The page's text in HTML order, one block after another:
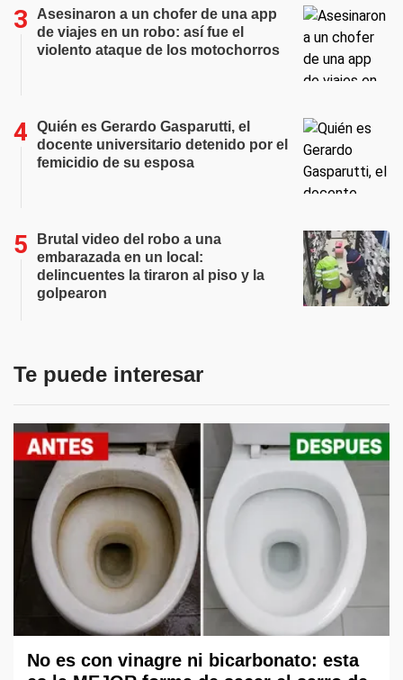
Asesinaron a un chofer de una app
de viajes en un robo: así fue el
violento ataque de los motochorros
Quién es Gerardo Gasparutti, el
docente universitario detenido por el
femicidio de su esposa
Brutal video del robo a una
embarazada en un local:
delincuentes la tiraron al piso y la
golpearon
Te puede interesar
No es con vinagre ni bicarbonato: esta